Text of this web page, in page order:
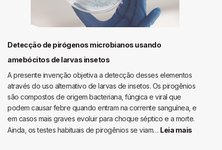
Detecção de pirógenos microbianos usando
amebócitos de larvas insetos
A presente invenção objetiva a detecção desses elementos
através do uso alternativo de larvas de insetos. Os pirogênios
são compostos de origem bacteriana, fúngica e viral que
podem causar febre quando entram na corrente sanguínea, e
em casos mais graves evoluir para choque séptico e a morte.
Ainda, os testes habituais de pirogênios se viam… Leia mais: